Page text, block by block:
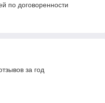
по договоренности
за год